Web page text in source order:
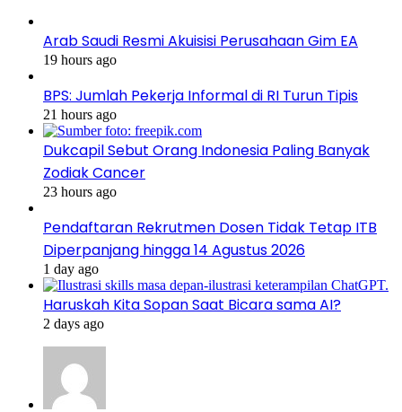
Arab Saudi Resmi Akuisisi Perusahaan Gim EA
19 hours ago
BPS: Jumlah Pekerja Informal di RI Turun Tipis
21 hours ago
Dukcapil Sebut Orang Indonesia Paling Banyak
Zodiak Cancer
23 hours ago
Pendaftaran Rekrutmen Dosen Tidak Tetap ITB
Diperpanjang hingga 14 Agustus 2026
1 day ago
Haruskah Kita Sopan Saat Bicara sama AI?
2 days ago